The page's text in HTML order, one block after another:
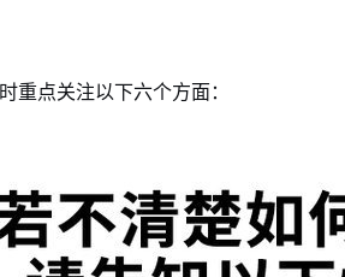
重点关注以下六个方面：